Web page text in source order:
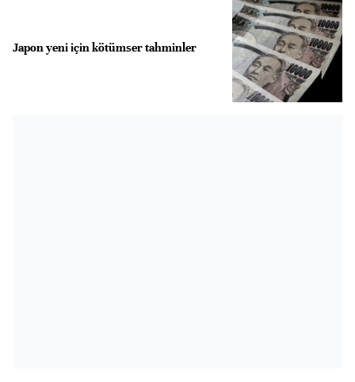
Japon yeni için kötümser tahminler